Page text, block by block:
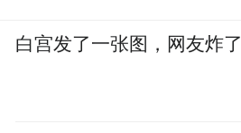
白宫发了一张图，网友炸了